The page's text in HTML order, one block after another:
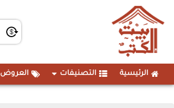
الرئيسية التصنيفات العروض